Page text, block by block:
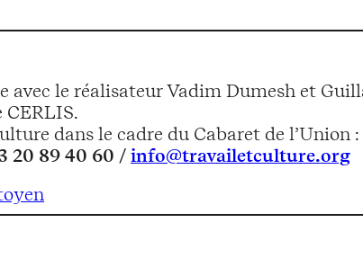
avec le réalisateur Vadim Dumesh et
CERLIS.
dans le cadre du Cabaret de l’Union
20 89 40 60 / info@travailetculture.org